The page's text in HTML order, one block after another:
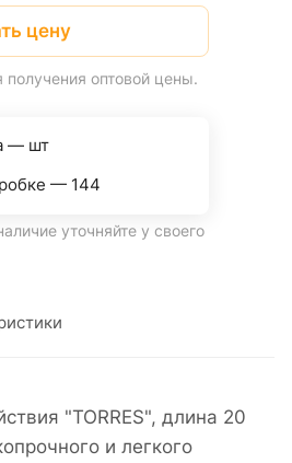
цену
получения оптовой цены.
— шт
— 144
уточняйте у своего
"TORRES", длина 20
и легкого